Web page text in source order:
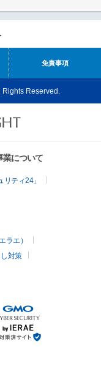
免責事項
Reserved.
業について
ティ24」
ラエ）
対策